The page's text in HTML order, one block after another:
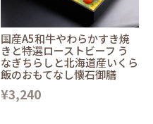
国産A5和牛やわらかすき焼
きと特選ローストビーフ う
なぎちらしと北海道産いくら
飯のおもてなし懐石御膳
¥3,240